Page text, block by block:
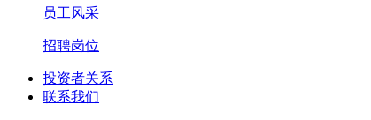
员工风采
招聘岗位
投资者关系
联系我们